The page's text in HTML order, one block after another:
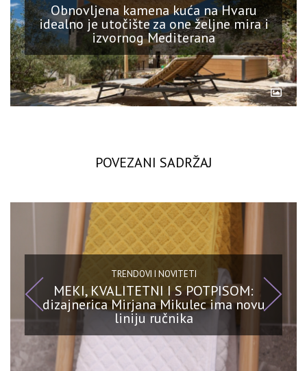
Obnovljena kamena kuća na Hvaru
idealno je utočište za one željne mira i
izvornog Mediterana
POVEZANI SADRŽAJ
TRENDOVI I NOVITETI
MEKI, KVALITETNI I S POTPISOM:
dizajnerica Mirjana Mikulec ima novu
liniju ručnika